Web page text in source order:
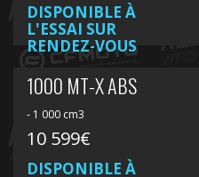
DISPONIBLE À
L'ESSAI SUR
RENDEZ-VOUS
1000 MT-X ABS
- 1 000 cm3
10 599€
DISPONIBLE À